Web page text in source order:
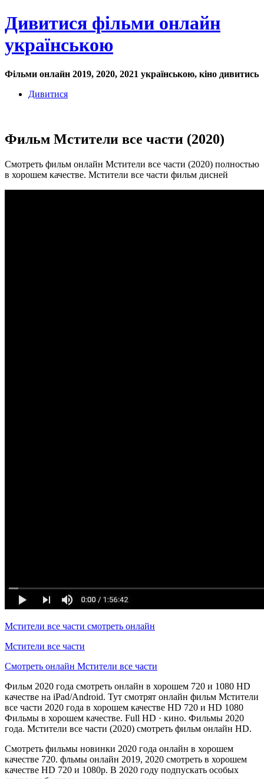
Дивитися фільми онлайн
українською
Фільми онлайн 2019, 2020, 2021 українською, кіно дивитись
Дивитися
Фильм Мстители все части (2020)
Смотреть фильм онлайн Мстители все части (2020) полностью
в хорошем качестве. Мстители все части фильм дисней
Мстители все части смотреть онлайн
Мстители все части
Смотреть онлайн Мстители все части
Фильм 2020 года смотреть онлайн в хорошем 720 и 1080 HD
качестве на iPad/Android. Тут смотрят онлайн фильм Мстители
все части 2020 года в хорошем качестве HD 720 и HD 1080
Фильмы в хорошем качестве. Full HD · кино. Фильмы 2020
года. Мстители все части (2020) смотреть фильм онлайн HD.
Смотреть фильмы новинки 2020 года онлайн в хорошем
качестве 720. фльмы онлайн 2019, 2020 смотреть в хорошем
качестве HD 720 и 1080p. В 2020 году подпускать особых